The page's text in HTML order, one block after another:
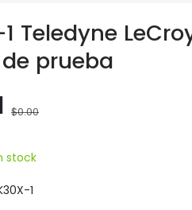
1 Teledyne
prueba
$0.00
stock
1